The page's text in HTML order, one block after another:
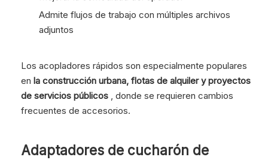
Admite flujos de trabajo con múltiples archivos
adjuntos
Los acopladores rápidos son especialmente populares
en la construcción urbana, flotas de alquiler y proyectos
de servicios públicos , donde se requieren cambios
frecuentes de accesorios.
Adaptadores de cucharón de